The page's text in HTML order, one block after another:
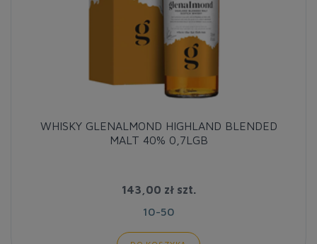
WHISKY GLENALMOND HIGHLAND BLENDED
MALT 40% 0,7LGB
143,00 złszt.
10-50